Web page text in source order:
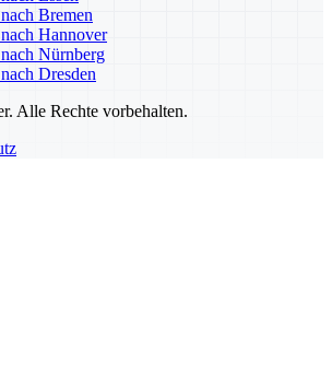
Bremen
Hannover
Nürnberg
Dresden
Alle Rechte vorbehalten.